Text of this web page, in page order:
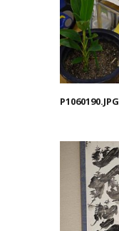
P1060190.JPG